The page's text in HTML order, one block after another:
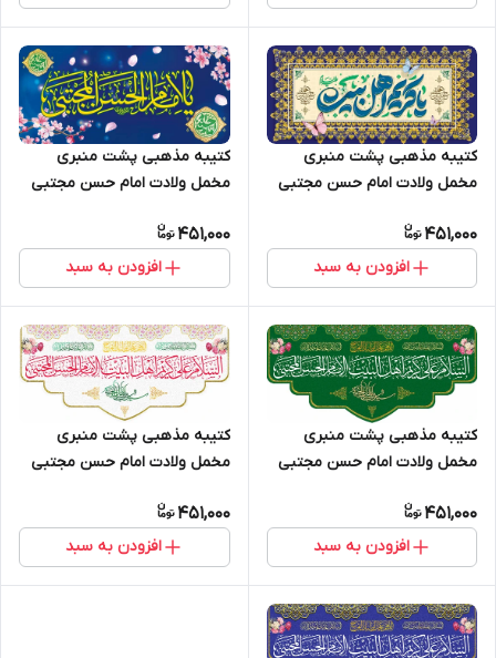
کتیبه مذهبی پشت منبری
مخمل ولادت امام حسن مجتبی
2023
451,000
افزودن به سبد
کتیبه مذهبی پشت منبری
مخمل ولادت امام حسن مجتبی
2024
451,000
افزودن به سبد
کتیبه مذهبی پشت منبری
مخمل ولادت امام حسن مجتبی
2003
451,000
افزودن به سبد
کتیبه مذهبی پشت منبری
مخمل ولادت امام حسن مجتبی
2001
451,000
افزودن به سبد